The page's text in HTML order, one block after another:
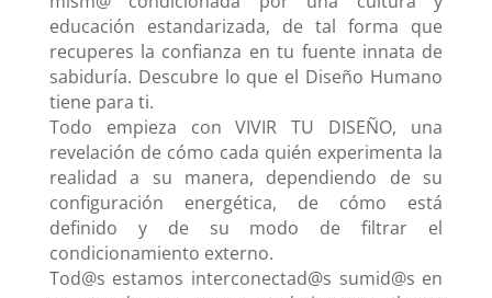
educación estandarizada, de tal forma que
recuperes la confianza en tu fuente innata de
sabiduría. Descubre lo que el Diseño Humano
tiene para ti.
Todo empieza con VIVIR TU DISEÑO, una
revelación de cómo cada quién experimenta la
realidad a su manera, dependiendo de su
configuración energética, de cómo está
definido y de su modo de filtrar el
condicionamiento externo.
Tod@s estamos interconectad@s sumid@s en